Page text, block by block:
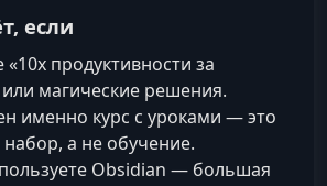
если
продуктивности за
магические решения.
именно курс с уроками — это
а не обучение.
Obsidian — большая